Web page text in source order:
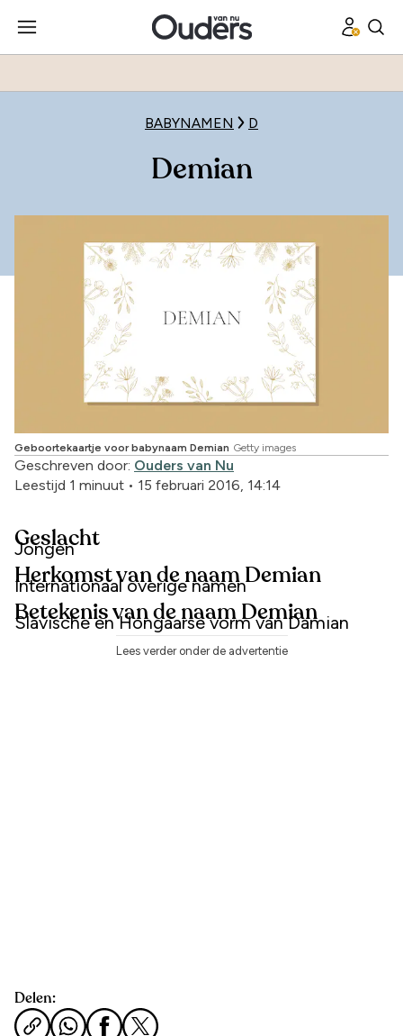
BABYNAMEN D
Demian
Geboortekaartje voor babynaam Demian Getty images
Geschreven door: Ouders van Nu
Leestijd 1 minuut • 15 februari 2016, 14:14
Geslacht
Jongen
Herkomst van de naam Demian
Internationaal overige namen
Betekenis van de naam Demian
Slavische en Hongaarse vorm van Damian
Lees verder onder de advertentie
Delen: